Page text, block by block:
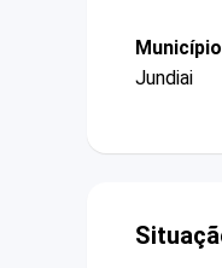
Município
Jundiai